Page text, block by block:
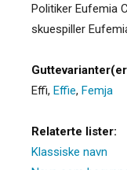
Politiker Eufemia
skuespiller
Effi, Effie, Femja
Relaterte lister:
Klassiske navn